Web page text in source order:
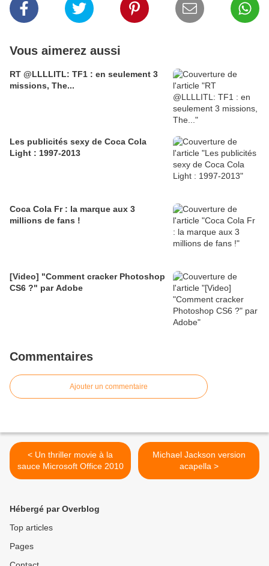
Vous aimerez aussi
RT @LLLLITL: TF1 : en seulement 3
missions, The...
Les publicités sexy de Coca Cola
Light : 1997-2013
Coca Cola Fr : la marque aux 3
millions de fans !
[Video] "Comment cracker Photoshop
CS6 ?" par Adobe
Commentaires
Ajouter un commentaire
< Un thriller movie à la
sauce Microsoft Office 2010
Michael Jackson version
acapella >
Hébergé par Overblog
Top articles
Pages